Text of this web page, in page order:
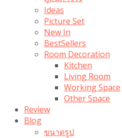
Ideas
Picture Set
New In
BestSellers
Room Decoration
Kitchen
Living Room
Working Space
Other Space
Review
Blog
ขนาดรูป